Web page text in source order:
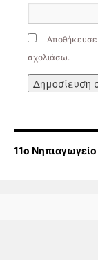
Αποθήκευσε
σχολιάσω.
11o